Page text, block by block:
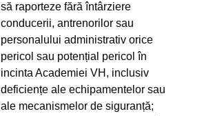
să raporteze fără întârziere
conducerii, antrenorilor sau
personalului administrativ orice
pericol sau potențial pericol în
incinta Academiei VH, inclusiv
deficiențe ale echipamentelor sau
ale mecanismelor de siguranță;